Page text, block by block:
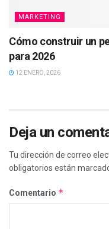
MARKETING
Cómo construir un
para 2026
12 ENERO, 2026
Deja un
Tu dirección de correo
obligatorios están
Comentario *